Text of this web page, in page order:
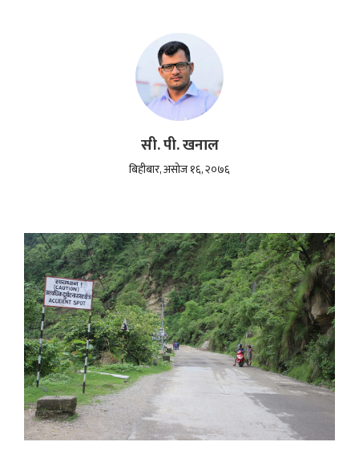
सी. पी. खनाल
बिहीबार, असोज १६, २०७६